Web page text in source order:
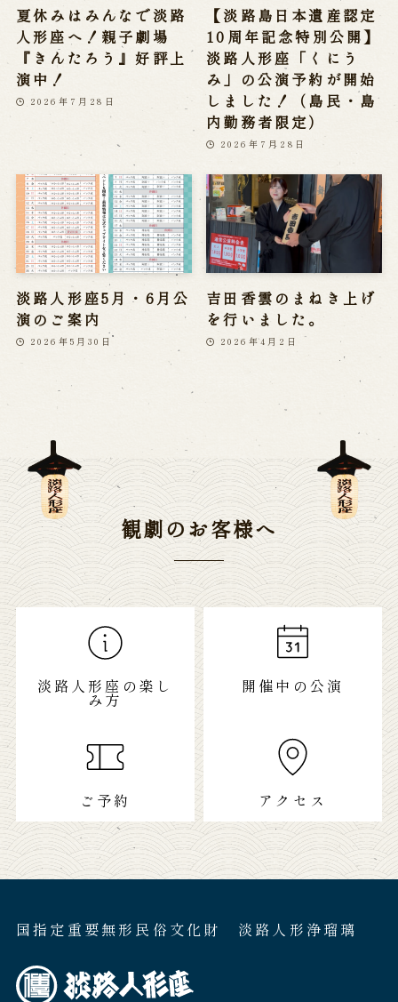
夏休みはみんなで淡路
人形座へ！親子劇場
『きんたろう』好評上
演中！
2026年7月28日
【淡路島日本遺産認定
10周年記念特別公開】
淡路人形座「くにう
み」の公演予約が開始
しました！（島民・島
内勤務者限定）
2026年7月28日
淡路人形座5月・6月公
演のご案内
2026年5月30日
吉田香雲のまねき上げ
を行いました。
2026年4月2日
観劇のお客様へ
淡路人形座の楽し
み方
開催中の公演
ご予約 アクセス
国指定重要無形民俗文化財 淡路人形浄瑠璃